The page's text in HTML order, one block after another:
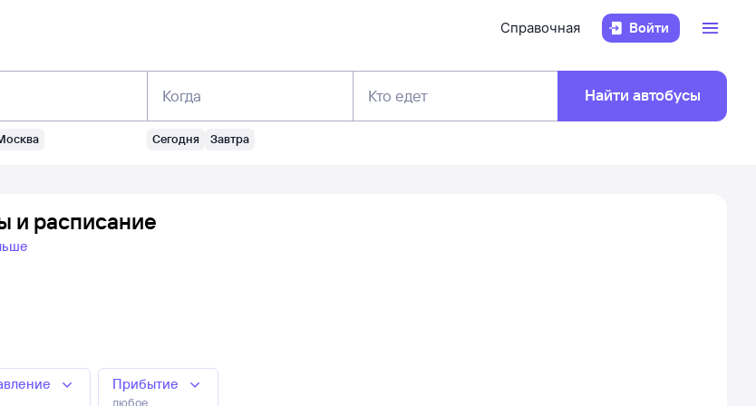
Справочная Войти
Когда
Сегодня Завтра
Кто едет Найти автобусы
и расписание
Прибытие
любое